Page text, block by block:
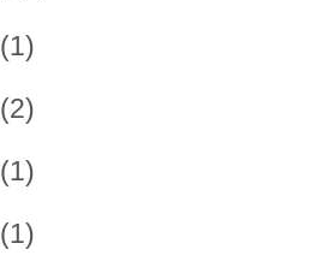
(1)
(2)
(1)
(1)